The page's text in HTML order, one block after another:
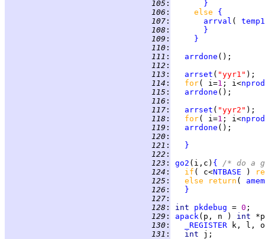
105 :
}
106 : else {
107 : arrval ( temp1
108 :
}
109 :
}
110 :
111 : arrdone
112 :
113 : arrset ( "yyr1"
114 : for( i=1 ; i<nprod
115 : arrdone
116 :
117 : arrset ( "yyr2"
118 : for( i=1 ; i<nprod
119 : arrdone
120 :
121 :
}
122 :
123 : go2 (i,c) {
/* do a
124 : if ( c<NTBASE )
125 : else return ( amem
126 :
}
127 :
128 : int pkdebug = 0
129 : apack (p, n ) int
130 :
_REGISTER
131 : int